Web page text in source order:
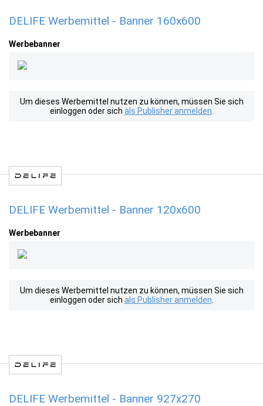
DELIFE Werbemittel - Banner 160x600
Werbebanner
Um dieses Werbemittel nutzen zu können, müssen Sie sich
einloggen oder sich als Publisher anmelden
DELIFE Werbemittel - Banner 120x600
Werbebanner
Um dieses Werbemittel nutzen zu können, müssen Sie sich
einloggen oder sich als Publisher anmelden
DELIFE Werbemittel - Banner 927x270